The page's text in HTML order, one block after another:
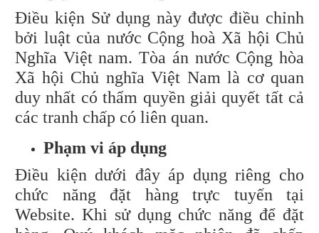
Điều kiện Sử dụng này được điều chỉnh
bởi luật của nước Cộng hoà Xã hội Chủ
Nghĩa Việt nam. Tòa án nước Cộng hòa
Xã hội Chủ nghĩa Việt Nam là cơ quan
duy nhất có thẩm quyền giải quyết tất cả
các tranh chấp có liên quan.
Phạm vi áp dụng
Điều kiện dưới đây áp dụng riêng cho
chức năng đặt hàng trực tuyến tại
Website. Khi sử dụng chức năng để đặt